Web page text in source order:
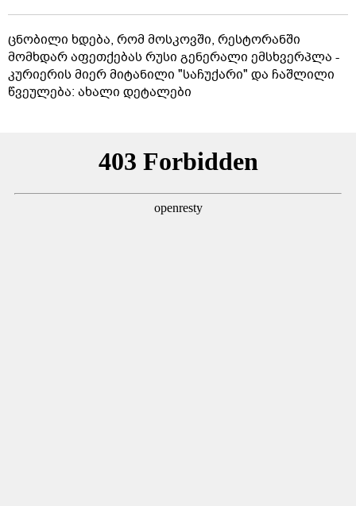
ცნობილი ხდება, რომ მოსკოვში, რესტორანში
მომხდარ აფეთქებას რუსი გენერალი ემსხვერპლა -
კურიერის მიერ მიტანილი "საჩუქარი" და ჩაშლილი
წვეულება: ახალი დეტალები